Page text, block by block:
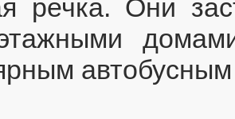
речка. Они